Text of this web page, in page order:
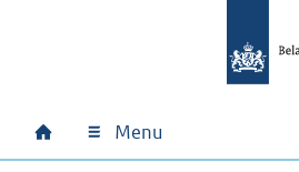
Hoofdnavigatie
Home Menu